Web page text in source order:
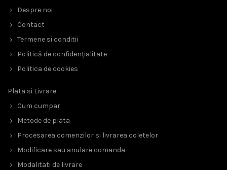
Despre noi
Contact
Termene si conditii
Politică de confidențialitate
Politica de cookies
Plata si Livrare
Cum cumpar
Metode de plata
Procesarea comenzilor si livrarea coletelor
Modificare sau anulare comanda
Modalitati de livrare